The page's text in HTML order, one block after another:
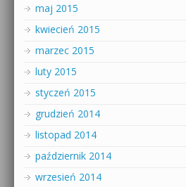
maj 2015
kwiecień 2015
marzec 2015
luty 2015
styczeń 2015
grudzień 2014
listopad 2014
październik 2014
wrzesień 2014